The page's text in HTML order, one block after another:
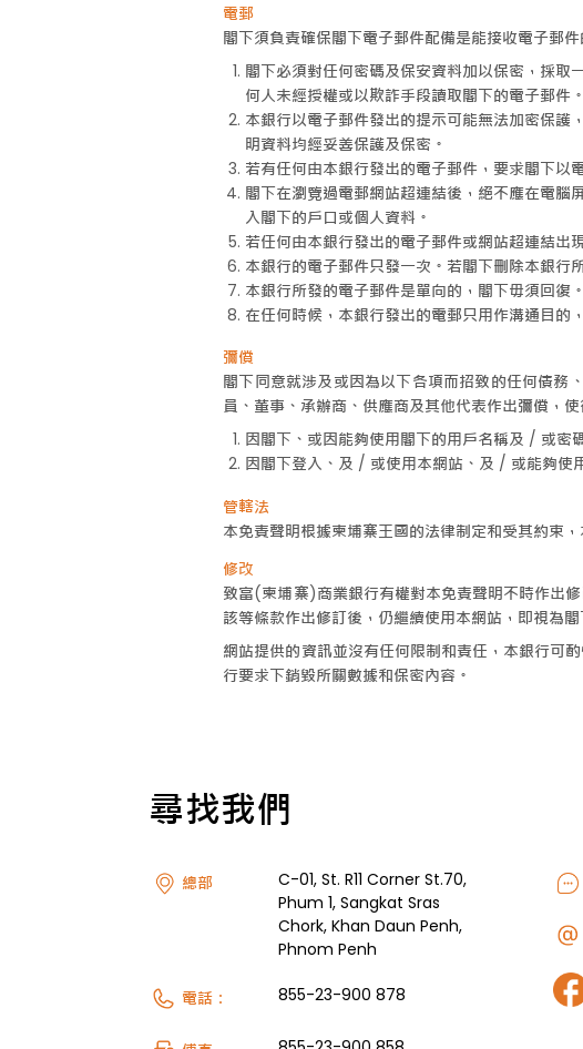
電郵
閣下須負責確保閣下電子郵件配備是能接收電子郵件
閣下必須對任何密碼及保安資料加以保密，採取
何人未經授權或以欺詐手段讀取閣下的電子郵件。
本銀行以電子郵件發出的提示可能無法加密保護
明資料均經妥善保護及保密。
若有任何由本銀行發出的電子郵件，要求閣下以
閣下在瀏覽過電郵網站超連結後，絕不應在電腦
入閣下的戶口或個人資料。
若任何由本銀行發出的電子郵件或網站超連結出
本銀行的電子郵件只發一次。若閣下刪除本銀行
本銀行所發的電子郵件是單向的，閣下毋須回復。
在任何時候，本銀行發出的電郵只用作溝通目的
彌償
閣下同意就涉及或因為以下各項而招致的任何債
員、董事、承辦商、供應商及其他代表作出彌償，使
因閣下、或因能夠使用閣下的用戶名稱及 / 或密
因閣下登入、及 / 或使用本網站、及 / 或能夠使
管轄法
本免責聲明根據柬埔寨王國的法律制定和受其約束
修改
致富(柬埔寨)商業銀行有權對本免責聲明不時作出
該等條款作出修訂後，仍繼續使用本網站，即視為
網站提供的資訊並沒有任何限制和責任，本銀行可
行要求下銷毀所關數據和保密內容。
尋找我們
總部
C-01, St. R11 Corner St.70,
Phum 1, Sangkat Sras
Chork, Khan Daun Penh,
Phnom Penh
電話： 855-23-900 878